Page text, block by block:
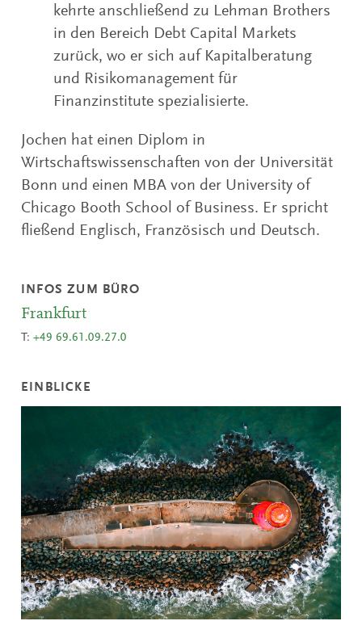
kehrte anschließend zu Lehman Brothers
in den Bereich Debt Capital Markets
zurück, wo er sich auf Kapitalberatung
und Risikomanagement für
Finanzinstitute spezialisierte.
Jochen hat einen Diplom in
Wirtschaftswissenschaften von der Universität
Bonn und einen MBA von der University of
Chicago Booth School of Business. Er spricht
fließend Englisch, Französisch und Deutsch.
INFOS ZUM BÜRO
Frankfurt
T:+49 69.61.09.27.0
EINBLICKE